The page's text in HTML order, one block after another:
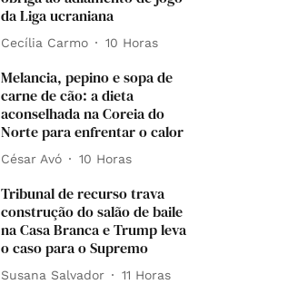
da Liga ucraniana
Cecília Carmo 10 Horas
Melancia, pepino e sopa de
carne de cão: a dieta
aconselhada na Coreia do
Norte para enfrentar o calor
César Avó 10 Horas
Tribunal de recurso trava
construção do salão de baile
na Casa Branca e Trump leva
o caso para o Supremo
Susana Salvador 11 Horas